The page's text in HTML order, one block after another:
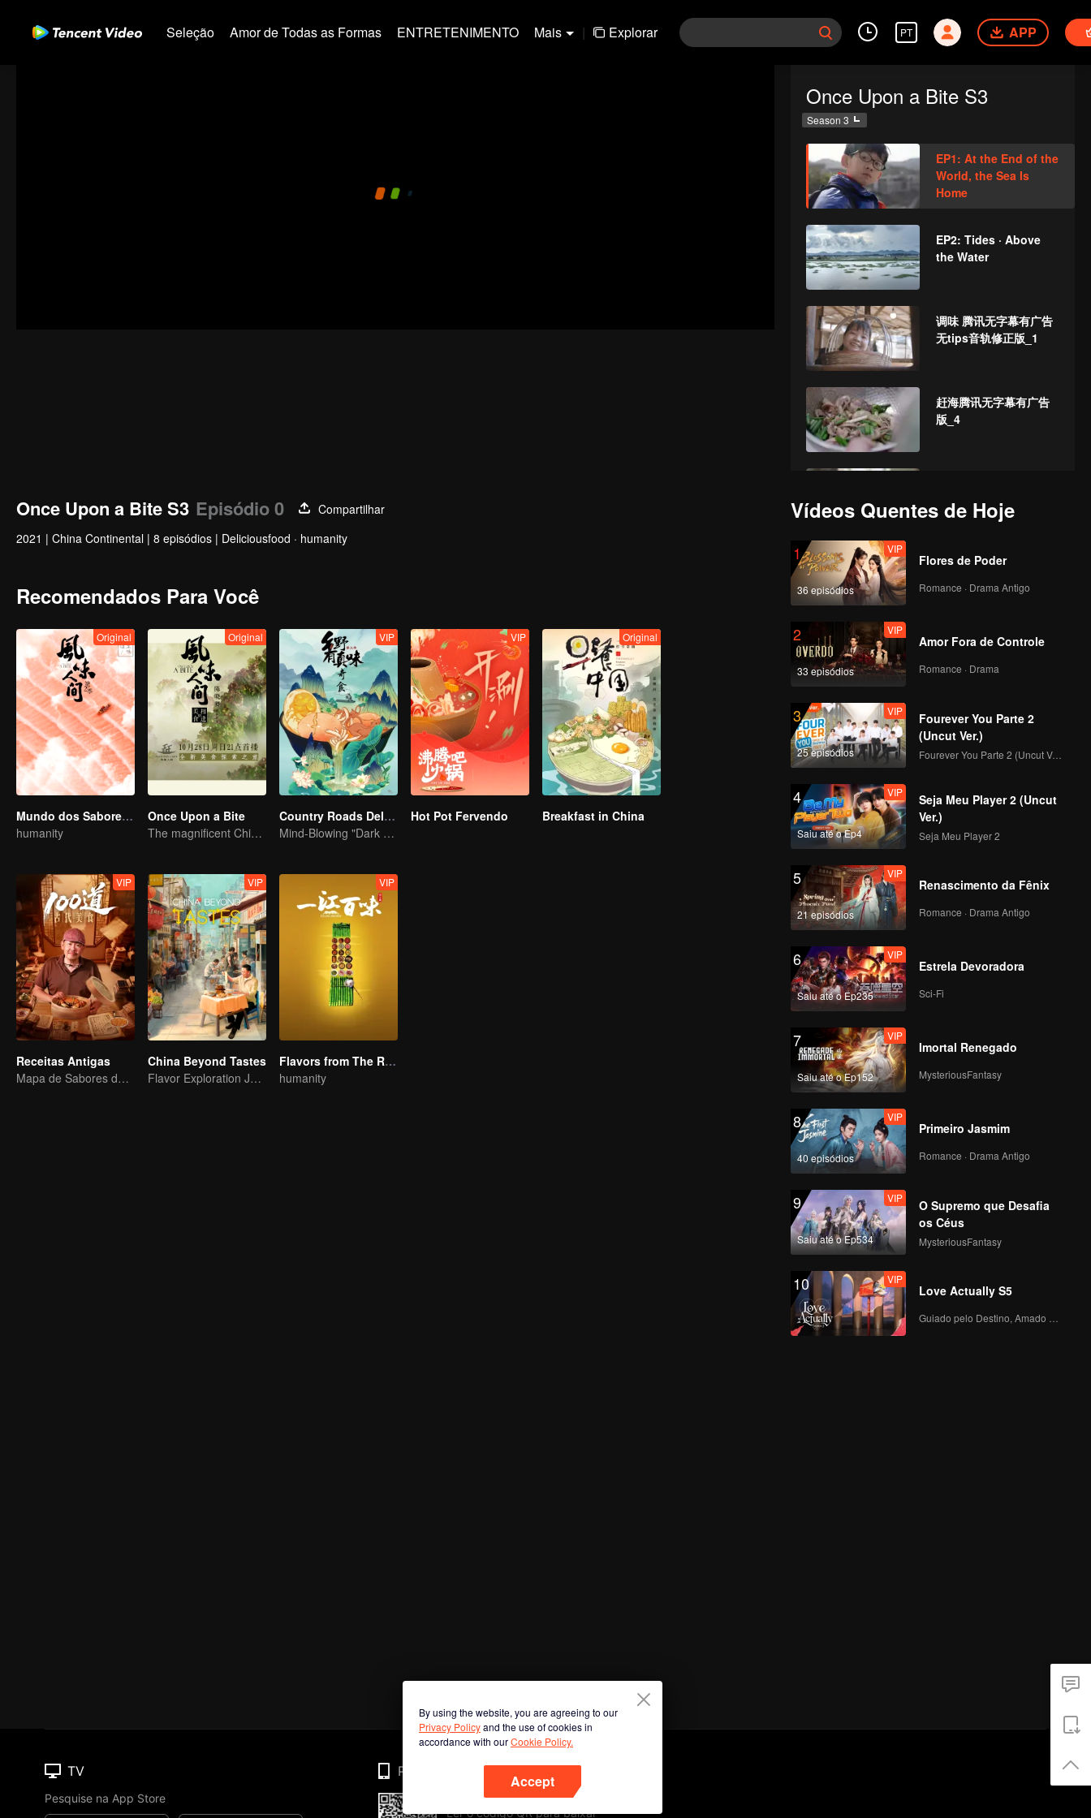
Seleção Amor de Todas as Formas ENTRETENIMENTO Mais | Explorar PT APP
Once Upon a Bite S3
Season 3
EP1: At the End of the
World, the Sea Is
Home
EP2: Tides · Above
the Water
调味 腾讯无字幕有广告
无tips音轨修正版_1
赶海腾讯无字幕有广告
版_4
花样腾讯无字幕有广告
厚味腾讯无字幕有广告
赓续腾讯无字幕有广告
版_8
Once Upon a Bite S3 Episódio 0
Compartilhar
2021 | China Continental | 8 episódios | Deliciousfood · humanity
Recomendados Para Você
Original
Mundo dos Sabores 2.° Temporada
humanity
Original
Once Upon a Bite
The magnificent Chinese food culture in a global view
VIP
Country Roads Delicious Foods 3
Mind-Blowing "Dark Cuisine" That Defies Taste Buds
VIP
Hot Pot Fervendo
Original
Breakfast in China
VIP
Receitas Antigas
Mapa de Sabores da China
VIP
China Beyond Tastes
Flavor Exploration Journey of Chen Xiaoqing
VIP
Flavors from The River
humanity
Vídeos Quentes de Hoje
1
36 episódios
VIP
Flores de Poder
Romance · Drama Antigo
2
33 episódios
VIP
Amor Fora de Controle
Romance · Drama
3
25 episódios
VIP
Fourever You Parte 2
(Uncut Ver.)
Fourever You Parte 2 (Uncut Ver.)
4
Saiu até o Ep4
VIP
Seja Meu Player 2 (Uncut
Ver.)
Seja Meu Player 2
5
21 episódios
VIP
Renascimento da Fênix
Romance · Drama Antigo
6
Saiu até o Ep235
VIP
Estrela Devoradora
Sci-Fi
7
Saiu até o Ep152
VIP
Imortal Renegado
MysteriousFantasy
8
40 episódios
VIP
Primeiro Jasmim
Romance · Drama Antigo
9
Saiu até o Ep534
VIP
O Supremo que Desafia
os Céus
MysteriousFantasy
10 VIP
Love Actually S5
By using the website, you are agreeing to our
Privacy Policyand the use of cookies in
accordance with ourCookie Policy.
Accept
TV
Pesquise na App Store
Phone
Ler o código QR para baixar